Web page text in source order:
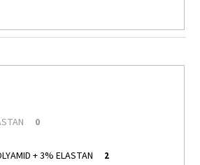
0
+ 3% ELASTAN 2